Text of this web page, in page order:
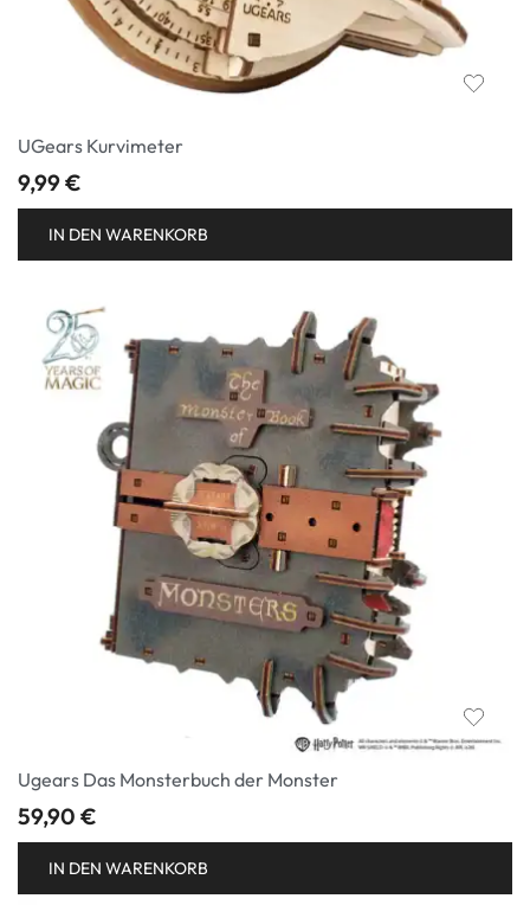
UGears Kurvimeter
9,99€
IN DEN WARENKORB
Ugears Das Monsterbuch der Monster
59,90 €
IN DEN WARENKORB